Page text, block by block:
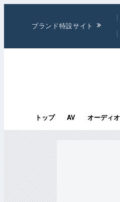
ブランド特設サイト
トップ AV オーディオ